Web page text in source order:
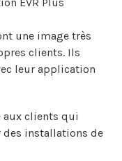
une image très
clients. Ils
leur application
aux clients qui
installations de